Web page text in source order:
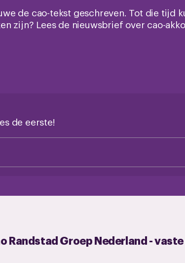
de cao-tekst geschreven. Tot die tijd
zijn? Lees de nieuwsbrief over cao-
de eerste!
Randstad Groep Nederland -